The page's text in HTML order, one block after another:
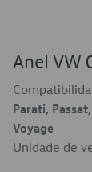
Anel VW
Parati,
Voyage
Unidade de